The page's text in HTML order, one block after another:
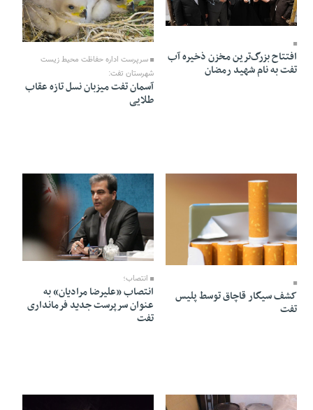
19 Ordibehesht 1405 - 21:30
افتتاح بزرگ‌ترین مخزن ذخیره آب
تفت به نام شهید رمضان
16 Ordibehesht 1405 - 21:56
سرپرست اداره حفاظت محیط زیست
شهرستان تفت:
آسمان تفت میزبان نسل تازه عقاب
طلایی
08 Ordibehesht 1405 - 13:08
کشف سیگار قاچاق توسط پلیس
تفت
26 Farvardin 1405 - 17:31
انتصاب؛
انتصاب «علیرضا مرادیان» به
عنوان سرپرست جدید فرمانداری
تفت